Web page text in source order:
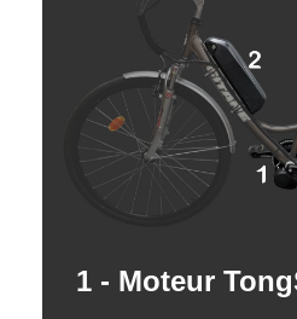
1 - Moteur